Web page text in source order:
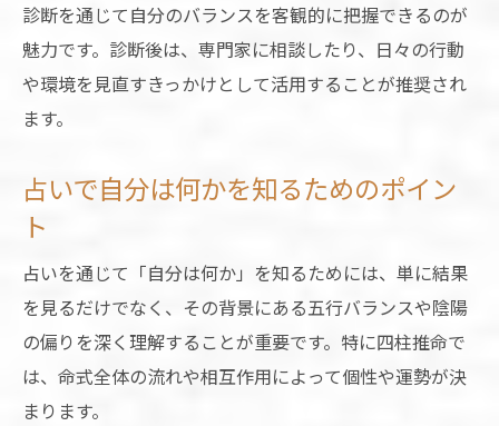
診断を通じて自分のバランスを客観的に把握できるのが
魅力です。診断後は、専門家に相談したり、日々の行動
や環境を見直すきっかけとして活用することが推奨され
ます。
占いで自分は何かを知るためのポイン
ト
占いを通じて「自分は何か」を知るためには、単に結果
を見るだけでなく、その背景にある五行バランスや陰陽
の偏りを深く理解することが重要です。特に四柱推命で
は、命式全体の流れや相互作用によって個性や運勢が決
まります。